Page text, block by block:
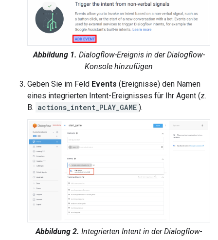
Abbildung 1. Dialogflow-Ereignis in der Dialogflow-
Konsole hinzufügen
Geben Sie im Feld Events (Ereignisse) den Namen
eines integrierten Intent-Ereignisses für Ihr Agent (z.
B. actions_intent_PLAY_GAME ).
Abbildung 2. Integrierten Intent in der Dialogflow-